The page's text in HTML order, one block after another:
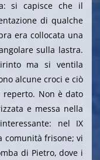
si capisce che il
di qualche
era collocata una
sulla lastra.
ma si ventila
alcune croci e ciò
Non è dato
e messa nella
nel IX
comunità frisone; vi
di Pietro, dove i